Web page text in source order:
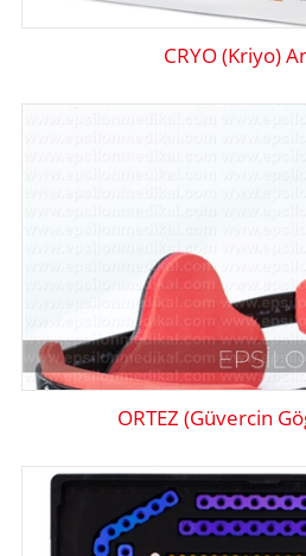
CRYO (Kriyo)
ORTEZ (Güvercin